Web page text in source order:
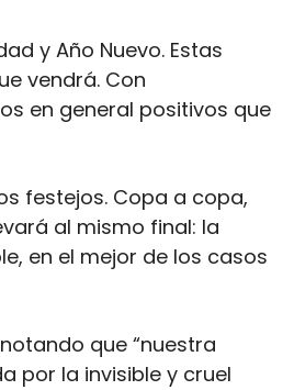
y Año Nuevo. Estas
vendrá. Con
en general positivos que
festejos. Copa a copa,
al mismo final: la
en el mejor de los casos
que “nuestra
por la invisible y cruel